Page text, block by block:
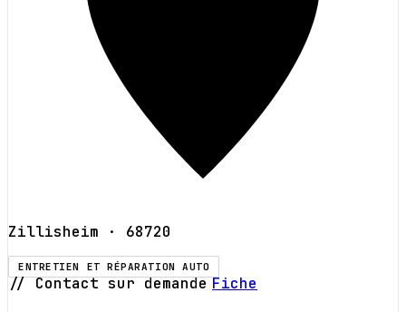
Zillisheim · 68720
ENTRETIEN ET RÉPARATION AUTO
// Contact sur demande Fiche